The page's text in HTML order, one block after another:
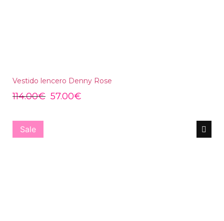
Vestido lencero Denny Rose
114.00€ 57.00€
Sale